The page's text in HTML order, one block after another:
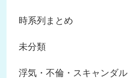
時系列まとめ
未分類
浮気・不倫・スキャンダル